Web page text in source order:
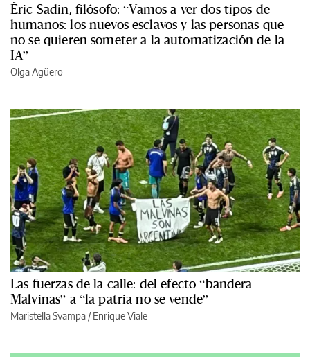
Èric Sadin, filósofo: “Vamos a ver dos tipos de
humanos: los nuevos esclavos y las personas que
no se quieren someter a la automatización de la
IA”
Olga Agüero
Las fuerzas de la calle: del efecto “bandera
Malvinas” a “la patria no se vende”
Maristella Svampa /Enrique Viale